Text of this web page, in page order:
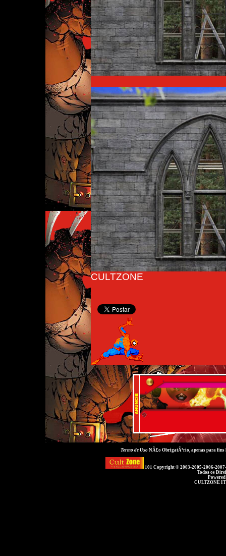
CULTZONE
Termo de UsoNÃ£o ObrigatÃ³rio, apenas para
101 Copyright © 2003-2005-2006-
Todos os
CULTZONE